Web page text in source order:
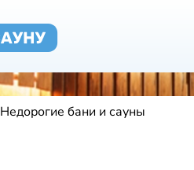
Недорогие бани и сауны